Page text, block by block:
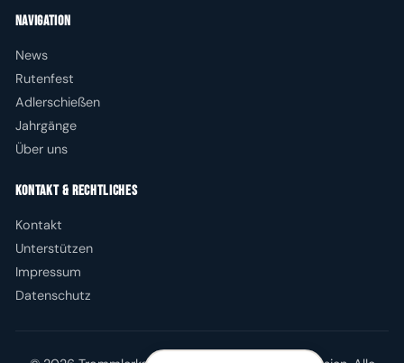
Navigation
News
Rutenfest
Adlerschießen
Jahrgänge
Über uns
Kontakt & Rechtliches
Kontakt
Unterstützen
Impressum
Datenschutz